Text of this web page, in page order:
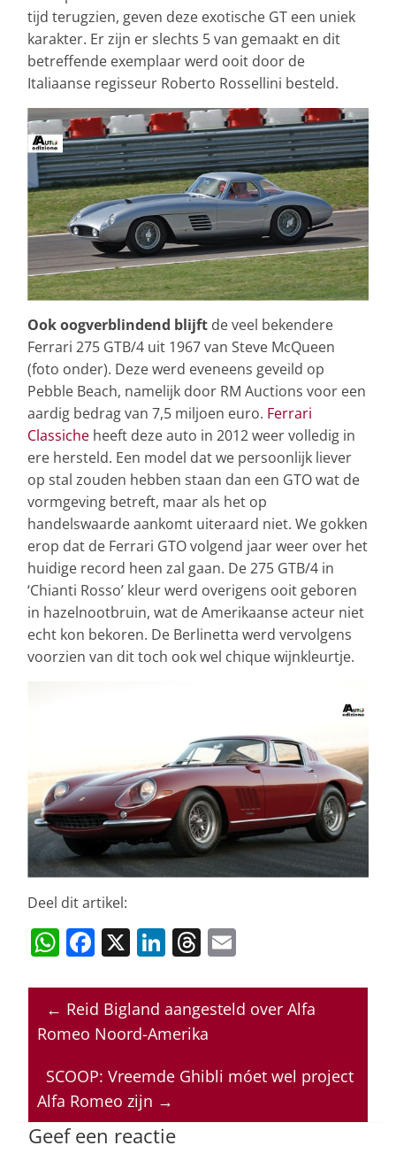
tijd terugzien, geven deze exotische GT een uniek
karakter. Er zijn er slechts 5 van gemaakt en dit
betreffende exemplaar werd ooit door de
Italiaanse regisseur Roberto Rossellini besteld.
Ook oogverblindend blijft de veel bekendere
Ferrari 275 GTB/4 uit 1967 van Steve McQueen
(foto onder). Deze werd eveneens geveild op
Pebble Beach, namelijk door RM Auctions voor een
aardig bedrag van 7,5 miljoen euro. Ferrari
Classiche heeft deze auto in 2012 weer volledig in
ere hersteld. Een model dat we persoonlijk liever
op stal zouden hebben staan dan een GTO wat de
vormgeving betreft, maar als het op
handelswaarde aankomt uiteraard niet. We gokken
erop dat de Ferrari GTO volgend jaar weer over het
huidige record heen zal gaan. De 275 GTB/4 in
‘Chianti Rosso’ kleur werd overigens ooit geboren
in hazelnootbruin, wat de Amerikaanse acteur niet
echt kon bekoren. De Berlinetta werd vervolgens
voorzien van dit toch ook wel chique wijnkleurtje.
Deel dit artikel:
W
at
s
p
p
F
c
e
o
o
k
X Li
k
e
n
T
re
a
s
ai
l
← Reid Bigland aangesteld over Alfa
Romeo Noord-Amerika
SCOOP: Vreemde Ghibli móet wel project
Alfa Romeo zijn →
Geef een reactie